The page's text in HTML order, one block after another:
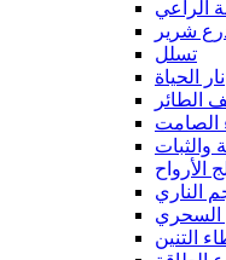
الراعي
شرير
تسلل
نار الحياة
الطائر
الصامت
والثبات
الأرواح
الناري
السحري
التنين